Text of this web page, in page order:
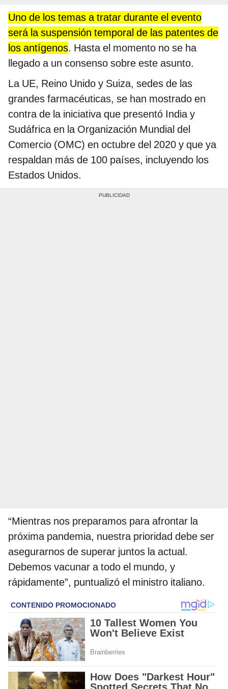
Uno de los temas a tratar durante el evento
será la suspensión temporal de las patentes de
los antígenos. Hasta el momento no se ha
llegado a un consenso sobre este asunto.
La UE, Reino Unido y Suiza, sedes de las
grandes farmacéuticas, se han mostrado en
contra de la iniciativa que presentó India y
Sudáfrica en la Organización Mundial del
Comercio (OMC) en octubre del 2020 y que ya
respaldan más de 100 países, incluyendo los
Estados Unidos.
“Mientras nos preparamos para afrontar la
próxima pandemia, nuestra prioridad debe ser
asegurarnos de superar juntos la actual.
Debemos vacunar a todo el mundo, y
rápidamente”, puntualizó el ministro italiano.